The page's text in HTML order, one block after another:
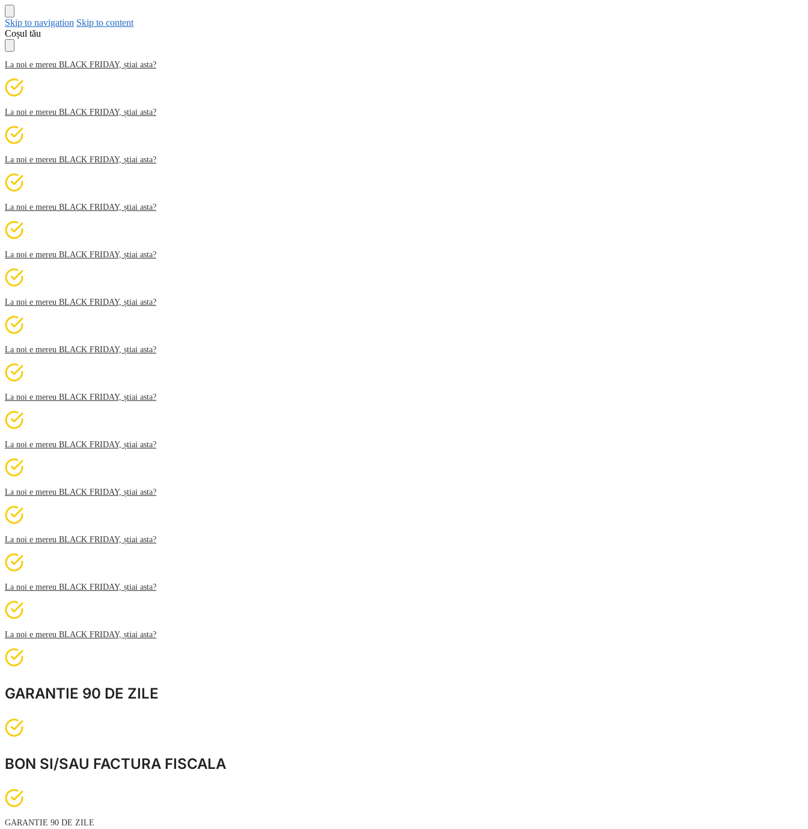
Skip to navigation Skip to content
Coșul tău
La noi e mereu BLACK FRIDAY, știai asta?
La noi e mereu BLACK FRIDAY, știai asta?
La noi e mereu BLACK FRIDAY, știai asta?
La noi e mereu BLACK FRIDAY, știai asta?
La noi e mereu BLACK FRIDAY, știai asta?
La noi e mereu BLACK FRIDAY, știai asta?
La noi e mereu BLACK FRIDAY, știai asta?
La noi e mereu BLACK FRIDAY, știai asta?
La noi e mereu BLACK FRIDAY, știai asta?
La noi e mereu BLACK FRIDAY, știai asta?
La noi e mereu BLACK FRIDAY, știai asta?
La noi e mereu BLACK FRIDAY, știai asta?
La noi e mereu BLACK FRIDAY, știai asta?
GARANTIE 90 DE ZILE
BON SI/SAU FACTURA FISCALA
GARANTIE 90 DE ZILE